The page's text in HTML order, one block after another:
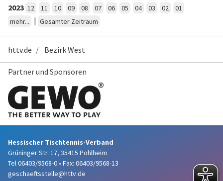
2023 12 11 10 09 08 07 06 05 04 03 02
01
mehr...
| Gesamter Zeitraum
httv.de Bezirk West
Partner und Sponsoren
Hessischer Tischtennis-Verband
Grüninger Str. 17, 35415 Pohlheim
Tel 06403/9568-0 • Fax: 06403/9568-13
geschaeftsstelle@httv.de